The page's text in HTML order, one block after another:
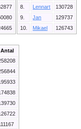
8.
Lennart
130728
9.
Jan
129737
10.
Mikael 126743
Antal